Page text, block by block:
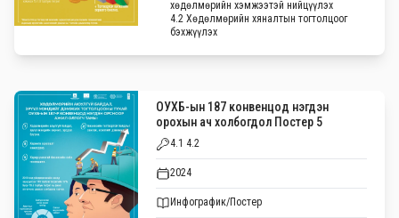
хөдөлмөрийн хэмжээтэй нийцүүлэх
4.2 Хөдөлмөрийн хяналтын тогтолцоог
бэхжүүлэх
ОУХБ-ын 187 конвенцод нэгдэн
орохын ач холбогдол Постер 5
4.1 4.2
2024
Инфографик/Постер